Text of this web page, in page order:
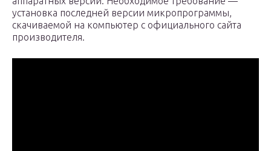
установка последней версии микропрограммы,
скачиваемой на компьютер с официального сайта
производителя.